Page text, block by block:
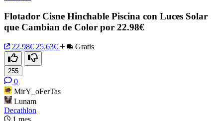
Flotador Cisne Hinchable Piscina con Luces Solar
que Cambian de Color por 22.98€
22.98€ 25.63€ Gratis
255
0
MirY_oFerTas
Lunam
Decathlon